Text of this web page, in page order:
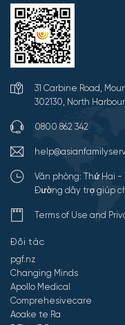
31 Carbine Road,
302130, North
0800 862 342
Văn phòng: Thứ Hai -
Đường dây trợ giúp
Terms of Use and
Đối tác
pgf.nz
Changing Minds
Apollo Medical
Comprehesivecare
Aoake te Ra